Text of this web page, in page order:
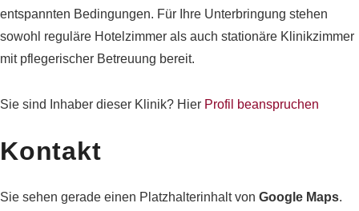
entspannten Bedingungen. Für Ihre Unterbringung stehen
sowohl reguläre Hotelzimmer als auch stationäre Klinikzimmer
mit pflegerischer Betreuung bereit.
Sie sind Inhaber dieser Klinik? Hier Profil beanspruchen
Kontakt
Sie sehen gerade einen Platzhalterinhalt von Google Maps.